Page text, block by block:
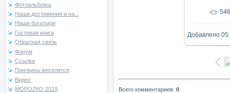
Фотоальбомы
Наши достижения и на...
Наши богатыри
Гостевая книга
Обратная связь
Форум
Ссылки
Пингвины веселятся
Видео
МОРОZКО 2019
В 546
Добавлено
Всего комментариев: 0